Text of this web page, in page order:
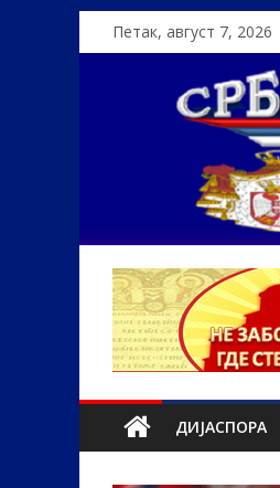
Петак, август 7, 2026
ДИЈАСПОРА